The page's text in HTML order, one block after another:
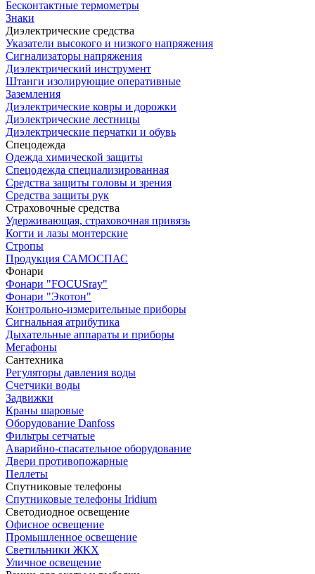
Бесконтактные термометры
Знаки
Диэлектрические средства
Указатели высокого и низкого напряжения
Сигнализаторы напряжения
Диэлектрический инструмент
Штанги изолирующие оперативные
Заземления
Диэлектрические ковры и дорожки
Диэлектрические лестницы
Диэлектрические перчатки и обувь
Спецодежда
Одежда химической защиты
Спецодежда специализированная
Средства защиты головы и зрения
Средства защиты рук
Страховочные средства
Удерживающая, страховочная привязь
Когти и лазы монтерские
Стропы
Продукция САМОСПАС
Фонари
Фонари "FOCUSray"
Фонари "Экотон"
Контрольно-измерительные приборы
Сигнальная атрибутика
Дыхательные аппараты и приборы
Мегафоны
Сантехника
Регуляторы давления воды
Счетчики воды
Задвижки
Краны шаровые
Оборудование Danfoss
Фильтры сетчатые
Аварийно-спасательное оборудование
Двери противопожарные
Пеллеты
Спутниковые телефоны
Спутниковые телефоны Iridium
Светодиодное освещение
Офисное освещение
Промышленное освещение
Светильники ЖКХ
Уличное освещение